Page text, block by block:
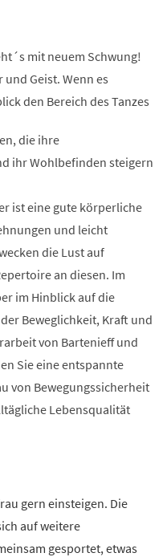
mit neuem Schwung!
Geist. Wenn es
den Bereich des Tanzes
die ihre
ihr Wohlbefinden steigern
ist eine gute körperliche
und leicht
die Lust auf
an diesen. Im
im Hinblick auf die
Beweglichkeit, Kraft und
von Bartenieff und
Sie eine entspannte
von Bewegungssicherheit
Lebensqualität
gern einsteigen. Die
auf weitere
gesportet, etwas